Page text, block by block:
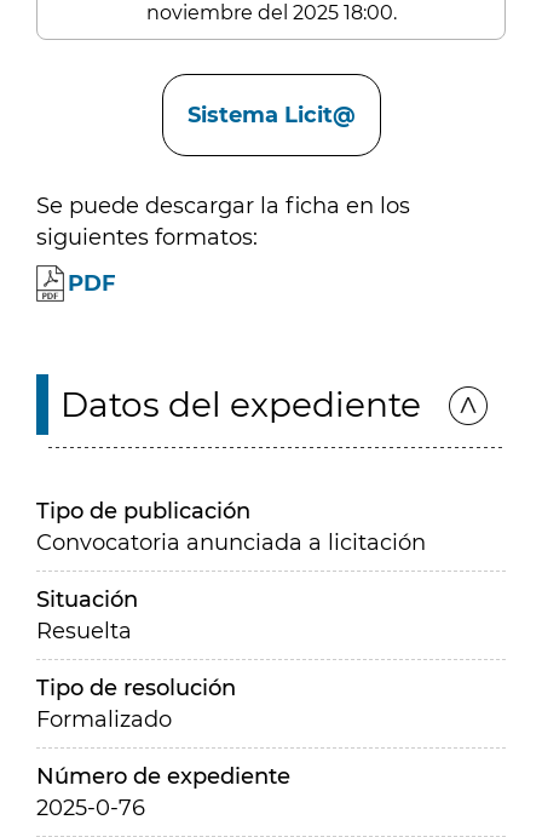
noviembre del 2025 18:00.
Sistema Licit@
Se puede descargar la ficha en los
siguientes formatos:
PDF
Datos del expediente
Tipo de publicación
Convocatoria anunciada a licitación
Situación
Resuelta
Tipo de resolución
Formalizado
Número de expediente
2025-0-76